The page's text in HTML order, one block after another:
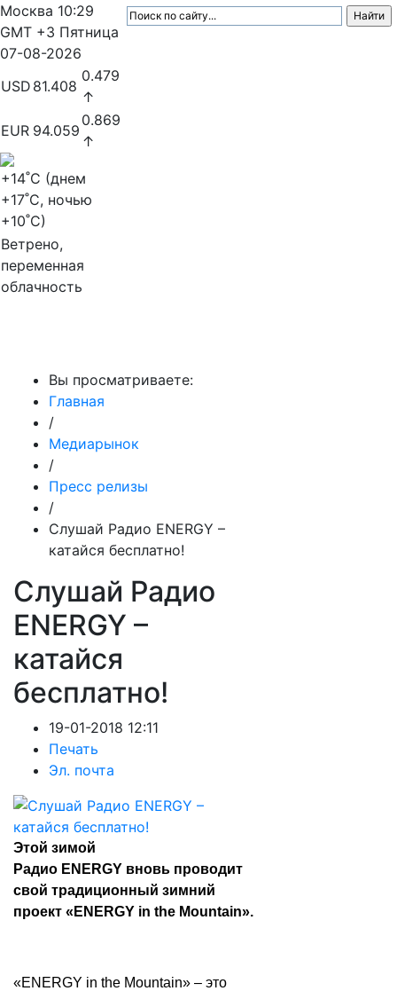
Москва 10:29
GMT +3 Пятница
07-08-2026
USD 81.408
0.479
↑
EUR 94.059
0.869
↑
+14˚C (днем
+17˚C, ночью
+10˚C)
Ветрено,
переменная
облачность
Вы просматриваете:
Главная
/
Медиарынок
/
Пресс релизы
/
Слушай Радио ENERGY –
катайся бесплатно!
Слушай Радио
ENERGY –
катайся
бесплатно!
19-01-2018 12:11
Печать
Эл. почта
Этой зимой
Радио ENERGY вновь проводит
свой традиционный зимний
проект «ENERGY in the Mountain».
«ENERGY in the Mountain» – это